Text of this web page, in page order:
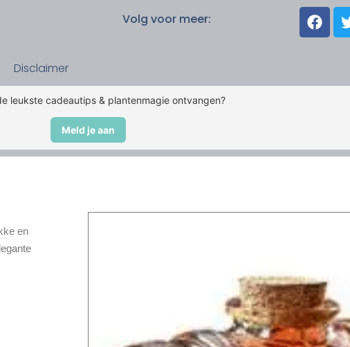
Volg voor meer:
Disclaimer
leukste cadeautips & plantenmagie ontvangen?
Meld je aan
en